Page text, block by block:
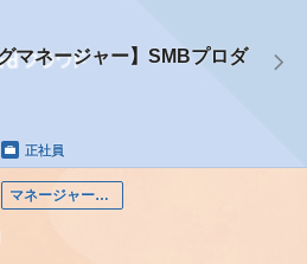
マネージャー】SMBプロダ
正社員
マネージャー（エンジニア）